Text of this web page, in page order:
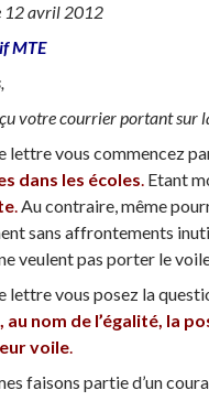
12 avril 2012
MTE
votre courrier portant sur
lettre vous commencez
dans les écoles.Etant
.Au contraire, même
sans affrontements
veulent pas porter le
lettre vous posez la
au nom de l’égalité, la
voile.
faisons partie d’un